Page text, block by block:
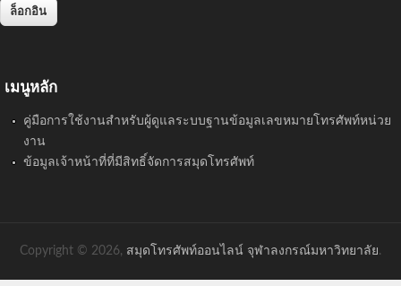
เมนูหลัก
คู่มือการใช้งานสำหรับผู้ดูแลระบบฐานข้อมูลเลขหมายโทรศัพท์หน่วย
งาน
ข้อมูลเจ้าหน้าที่ที่มีสิทธิ์จัดการสมุดโทรศัพท์
Copyright © 2026, สมุดโทรศัพท์ออนไลน์ จุฬาลงกรณ์มหาวิทยาลัย.